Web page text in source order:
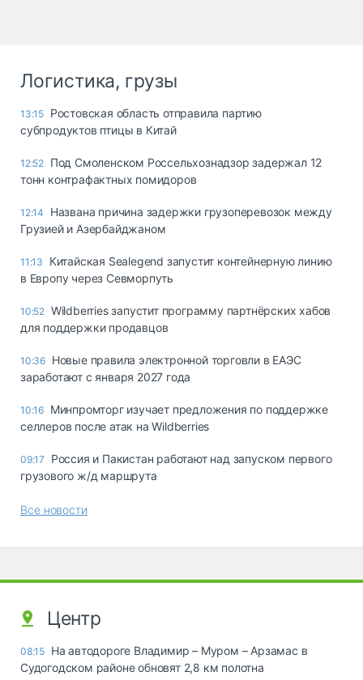
Логистика, грузы
13:15 Ростовская область отправила партию
субпродуктов птицы в Китай
12:52 Под Смоленском Россельхознадзор задержал 12
тонн контрафактных помидоров
12:14
Названа причина задержки грузоперевозок между
Грузией и Азербайджаном
11:13
Китайская Sealegend запустит контейнерную линию
в Европу через Севморпуть
10:52 Wildberries запустит программу партнёрских хабов
для поддержки продавцов
10:36 Новые правила электронной торговли в ЕАЭС
заработают с января 2027 года
10:16 Минпромторг изучает предложения по поддержке
селлеров после атак на Wildberries
09:17
Россия и Пакистан работают над запуском первого
грузового ж/д маршрута
Все новости
Центр
08:15 На автодороге Владимир – Муром – Арзамас в
Судогодском районе обновят 2,8 км полотна